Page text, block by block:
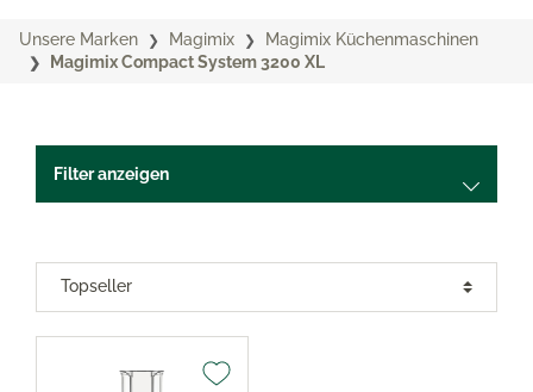
Unsere Marken Magimix
Magimix Küchenmaschinen
Magimix Compact System 3200 XL
Filter anzeigen